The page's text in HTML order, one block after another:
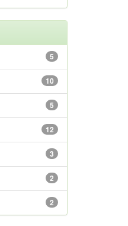
5
10
5
12
3
2
2